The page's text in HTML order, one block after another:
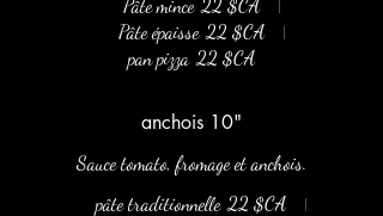
Pâte mince 22 $CA
Pâte épaisse 22 $CA
pan pizza 22 $CA
anchois 10"
Sauce tomato, fromage et anchois.
pâte traditionnelle 22 $CA